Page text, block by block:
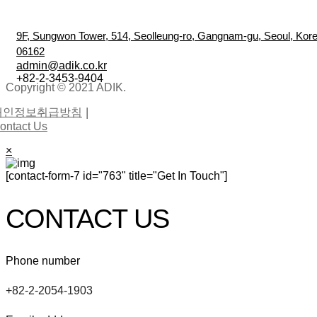
9F, Sungwon Tower, 514, Seolleung-ro, Gangnam-gu, Seoul,
06162
admin@adik.co.kr
+82-2-3453-9404
Copyright © 2021 ADIK.
인정보취급방침
Us
×
[contact-form-7 id="763" title="Get In Touch"]
CONTACT US
Phone number
+82-2-2054-1903